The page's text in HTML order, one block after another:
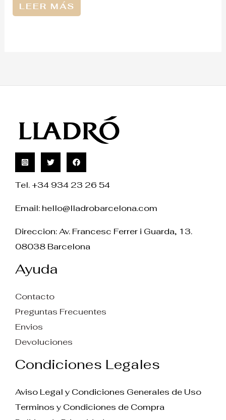
LEER MÁS
Tel. +34 934 23 26 54
Email: hello@lladrobarcelona.com
Direccion: Av. Francesc Ferrer i Guarda, 13.
08038 Barcelona
Ayuda
Contacto
Preguntas Frecuentes
Envios
Devoluciones
Condiciones Legales
Aviso Legal y Condiciones Generales de Uso
Terminos y Condiciones de Compra